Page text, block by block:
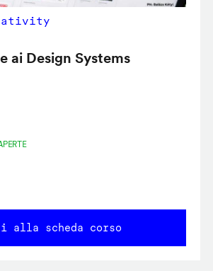
ai Design Systems
alla scheda corso